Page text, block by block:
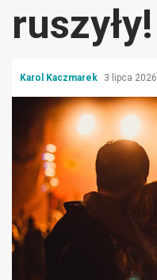
ruszyły!
Karol Kaczmarek 3 lipca 2026